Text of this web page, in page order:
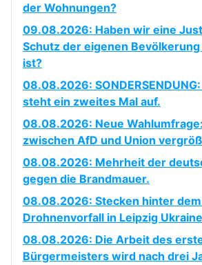
der Wohnungen?
09.08.2026: Haben wir eine
Schutz der eigenen
ist?
08.08.2026:
steht ein zweites Mal auf.
08.08.2026: Neue
zwischen AfD und Union
08.08.2026: Mehrheit der
gegen die Brandmauer.
08.08.2026: Stecken hinter
Drohnenvorfall in Leipzig
08.08.2026: Die Arbeit des
Bürgermeisters wird nach drei